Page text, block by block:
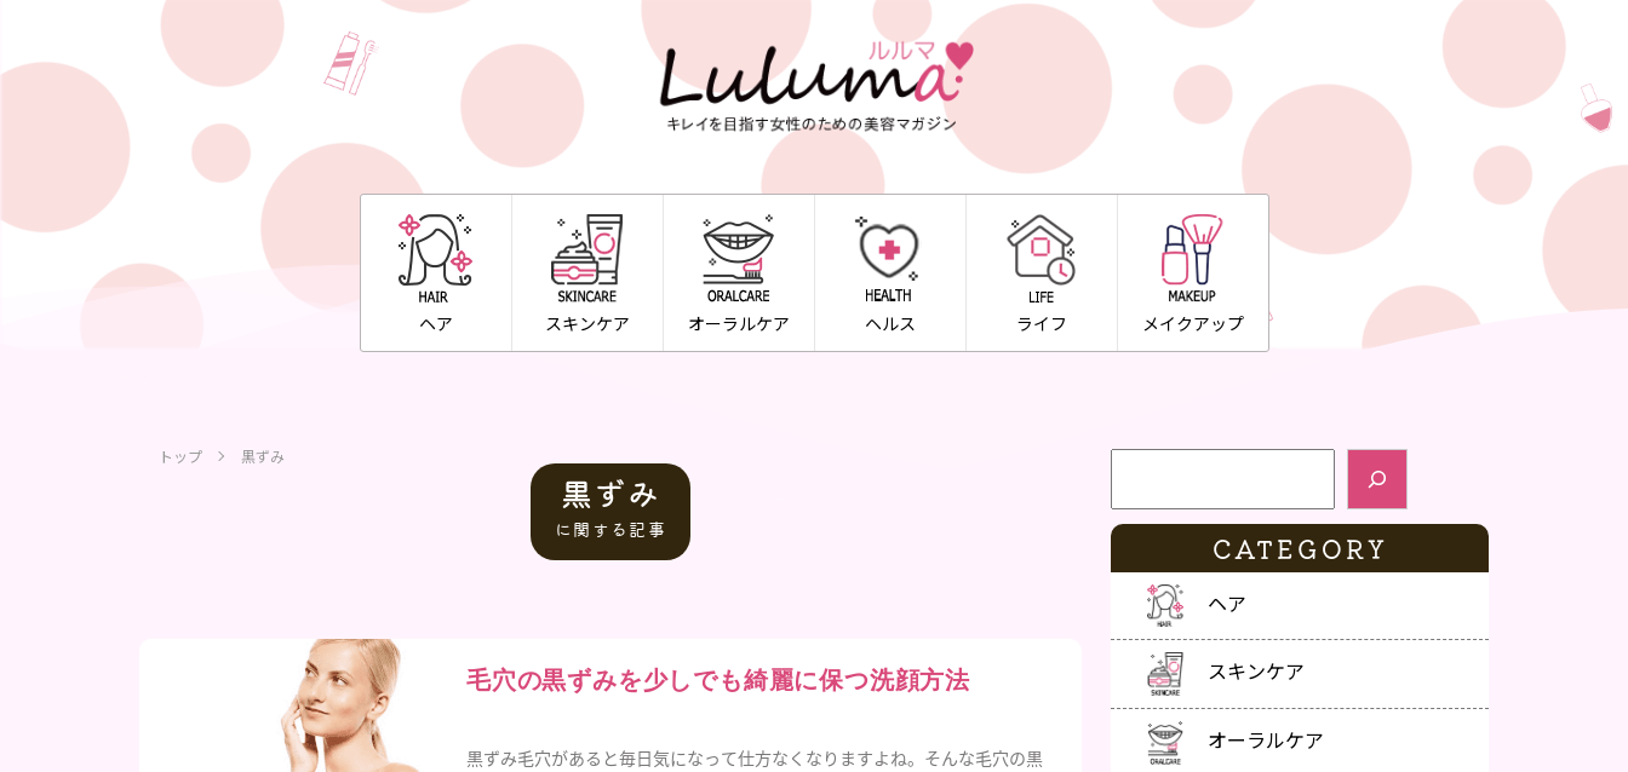
ヘア スキンケア オーラルケア ヘルス ライフ メイクアップ
トップ 黒ずみ
黒ずみ
に関する記事
毛穴の黒ずみを少しでも綺麗に保つ洗顔方法
黒ずみ毛穴があると毎日気になって仕方なくなりますよね。そんな毛穴の黒
検索
CATEGORY
ヘア
スキンケア
オーラルケア